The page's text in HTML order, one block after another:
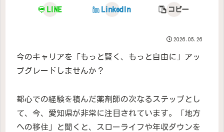
LINE LinkedIn コピー
2026.05.26
今のキャリアを「もっと賢く、もっと自由に」アッ
プグレードしませんか？
都心での経験を積んだ薬剤師の次なるステップとし
て、今、愛知県が非常に注目されています。「地方
への移住」と聞くと、スローライフや年収ダウンを